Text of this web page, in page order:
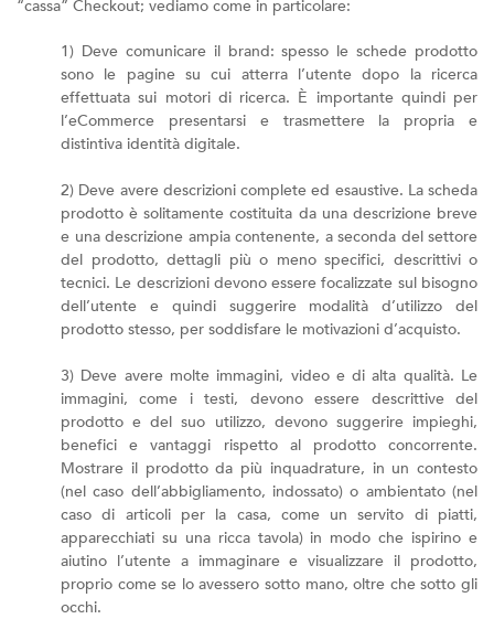
“cassa” Checkout; vediamo come in particolare:
1) Deve comunicare il brand: spesso le schede prodotto
sono le pagine su cui atterra l’utente dopo la ricerca
effettuata sui motori di ricerca. È importante quindi per
l’eCommerce presentarsi e trasmettere la propria e
distintiva identità digitale.
2) Deve avere descrizioni complete ed esaustive. La scheda
prodotto è solitamente costituita da una descrizione breve
e una descrizione ampia contenente, a seconda del settore
del prodotto, dettagli più o meno specifici, descrittivi o
tecnici. Le descrizioni devono essere focalizzate sul bisogno
dell’utente e quindi suggerire modalità d’utilizzo del
prodotto stesso, per soddisfare le motivazioni d’acquisto.
3) Deve avere molte immagini, video e di alta qualità. Le
immagini, come i testi, devono essere descrittive del
prodotto e del suo utilizzo, devono suggerire impieghi,
benefici e vantaggi rispetto al prodotto concorrente.
Mostrare il prodotto da più inquadrature, in un contesto
(nel caso dell’abbigliamento, indossato) o ambientato (nel
caso di articoli per la casa, come un servito di piatti,
apparecchiati su una ricca tavola) in modo che ispirino e
aiutino l’utente a immaginare e visualizzare il prodotto,
proprio come se lo avessero sotto mano, oltre che sotto gli
occhi.